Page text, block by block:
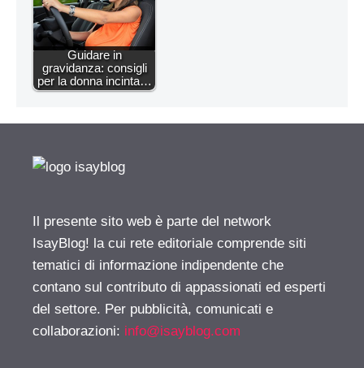
Guidare in
gravidanza: consigli
per la donna incinta…
Il presente sito web è parte del network
IsayBlog! la cui rete editoriale comprende siti
tematici di informazione indipendente che
contano sul contributo di appassionati ed esperti
del settore. Per pubblicità, comunicati e
collaborazioni: info@isayblog.com